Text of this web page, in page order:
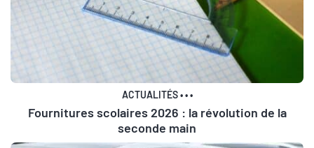
ACTUALITÉS•••
Fournitures scolaires 2026 : la révolution de la
seconde main